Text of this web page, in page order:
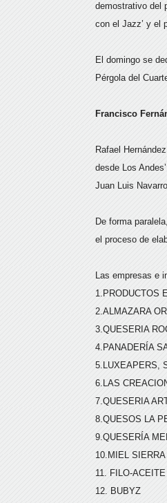
demostrativo del
con el Jazz’ y el
El domingo se
Pérgola del
Francisco
Rafael
desde Los Andes’
Juan Luis
De forma
el proceso de
Las empresas e
1.PRODUCTOS
2.ALMAZARA
3.QUESERIA
4.PANADERÍA
5.LUXEAPERS,
6.LAS
7.QUESERIA
8.QUESOS LA
9.QUESERÍA
10.MIEL
11. FILO-
12. BUBYZ